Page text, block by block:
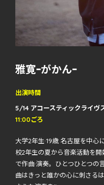
雅寛ｰがかんｰ
出演時間
5/14 アコースティックライヴ
11:00ごろ
大学2年生·19歳 名古屋を中心
校2年生の夏から音楽活動を
で作曲·演奏。ひとつひとつの
曲はきっと誰かの心に刺さる